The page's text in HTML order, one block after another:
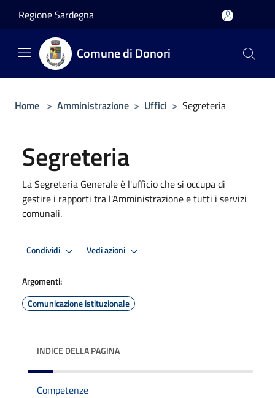
Regione Sardegna
Comune di Donori
Home > Amministrazione > Uffici > Segreteria
Segreteria
La Segreteria Generale è l'ufficio che si occupa di
gestire i rapporti tra l'Amministrazione e tutti i servizi
comunali.
Condividi Vedi azioni
Argomenti:
Comunicazione istituzionale
INDICE DELLA PAGINA
Competenze